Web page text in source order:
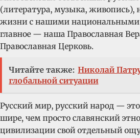
(литература, музыка, живопись),
жизни с нашими
главное — наша Православная
Православная Церковь.
Читайте также: Николай
глобальной ситуации
Русский мир, русский народ —
шире, чем просто славянский
цивилизации свой отдельный